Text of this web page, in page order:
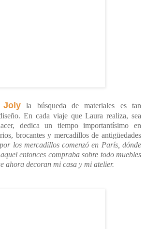
Joly la búsqueda de materiales es tan
En cada viaje que Laura realiza, sea
dedica un tiempo importantísimo en
brocantes y mercadillos de antigüedades
los mercadillos comenzó en París, dónde
entonces compraba sobre todo muebles
ahora decoran mi casa y mi atelier.